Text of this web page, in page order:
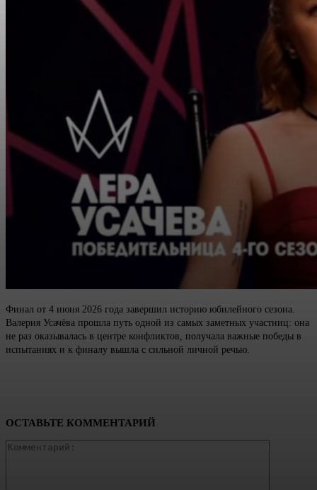
Финал от 4 июня 2026 года завершил историю юбилейного сезона.
Валерия Усачёва прошла путь одной из самых заметных участниц: она
не раз оказывалась в центре конфликтов, получала важные победы в
испытаниях и к финалу вышла с сильной личной речью.
ОСТАВЬТЕ КОММЕНТАРИЙ